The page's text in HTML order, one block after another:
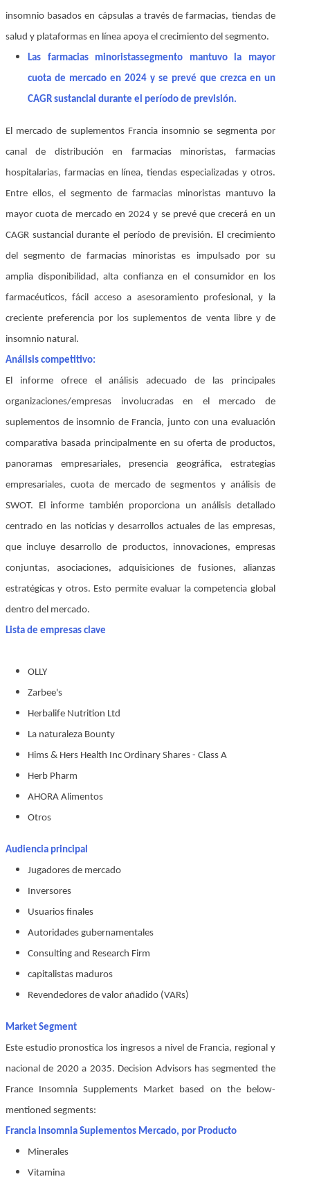
insomnio basados en cápsulas a través de farmacias, tiendas de
salud y plataformas en línea apoya el crecimiento del segmento.
Las farmacias minoristassegmento mantuvo la mayor
cuota de mercado en 2024 y se prevé que crezca en un
CAGR sustancial durante el período de previsión.
El mercado de suplementos Francia insomnio se segmenta por
canal de distribución en farmacias minoristas, farmacias
hospitalarias, farmacias en línea, tiendas especializadas y otros.
Entre ellos, el segmento de farmacias minoristas mantuvo la
mayor cuota de mercado en 2024 y se prevé que crecerá en un
CAGR sustancial durante el período de previsión. El crecimiento
del segmento de farmacias minoristas es impulsado por su
amplia disponibilidad, alta confianza en el consumidor en los
farmacéuticos, fácil acceso a asesoramiento profesional, y la
creciente preferencia por los suplementos de venta libre y de
insomnio natural.
Análisis competitivo:
El informe ofrece el análisis adecuado de las principales
organizaciones/empresas involucradas en el mercado de
suplementos de insomnio de Francia, junto con una evaluación
comparativa basada principalmente en su oferta de productos,
panoramas empresariales, presencia geográfica, estrategias
empresariales, cuota de mercado de segmentos y análisis de
SWOT. El informe también proporciona un análisis detallado
centrado en las noticias y desarrollos actuales de las empresas,
que incluye desarrollo de productos, innovaciones, empresas
conjuntas, asociaciones, adquisiciones de fusiones, alianzas
estratégicas y otros. Esto permite evaluar la competencia global
dentro del mercado.
Lista de empresas clave
OLLY
Zarbee's
Herbalife Nutrition Ltd
La naturaleza Bounty
Hims & Hers Health Inc Ordinary Shares - Class A
Herb Pharm
AHORA Alimentos
Otros
Audiencia principal
Jugadores de mercado
Inversores
Usuarios finales
Autoridades gubernamentales
Consulting and Research Firm
capitalistas maduros
Revendedores de valor añadido (VARs)
Market Segment
Este estudio pronostica los ingresos a nivel de Francia, regional y
nacional de 2020 a 2035. Decision Advisors has segmented the
France Insomnia Supplements Market based on the below-
mentioned segments:
Francia Insomnia Suplementos Mercado, por Producto
Minerales
Vitamina